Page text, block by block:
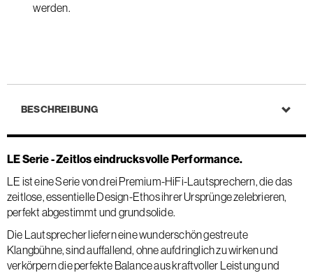
werden.
BESCHREIBUNG
LE Serie - Zeitlos eindrucksvolle Performance.
LE ist eine Serie von drei Premium-HiFi-Lautsprechern, die das
zeitlose, essentielle Design-Ethos ihrer Ursprünge zelebrieren,
perfekt abgestimmt und grundsolide.
Die Lautsprecher liefern eine wunderschön gestreute
Klangbühne, sind auffallend, ohne aufdringlich zu wirken und
verkörpern die perfekte Balance aus kraftvoller Leistung und